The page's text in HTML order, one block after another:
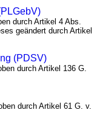
durch Artikel 4 Abs.
geändert durch Artikel
(PDSV)
durch Artikel 136 G.
durch Artikel 61 G. v.